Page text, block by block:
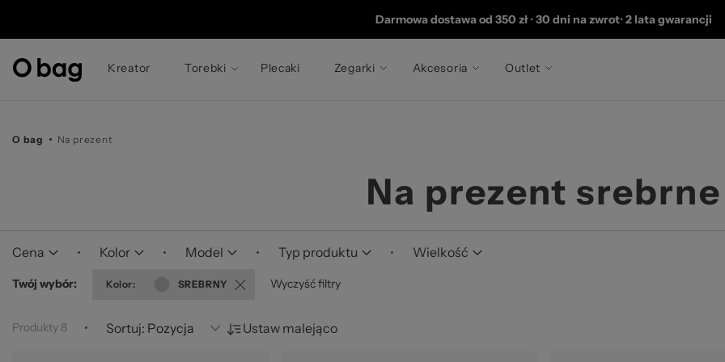
©
Darmowa dostawa od 350 zł •30 dni na zwrot•2 lata gwarancji
Kreator Torebki Plecaki Zegarki Akcesoria Outlet
O bag Na prezent
Na prezent srebrne
Produkty 8 Sortuj: Ustaw malejąco
Cena Kolor Model Typ produktu Wielkość
Twój wybór Kolor SREBRNY Wyczyść filtry